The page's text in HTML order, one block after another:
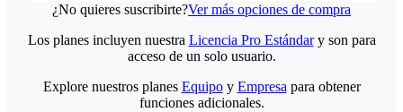
¿No quieres suscribirte?Ver más opciones de compra
Los planes incluyen nuestra Licencia Pro Estándary son para
acceso de un solo usuario.
Explore nuestros planes Equipoy Empresa para obtener
funciones adicionales.